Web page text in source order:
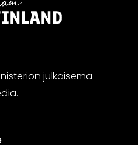
julkaisema